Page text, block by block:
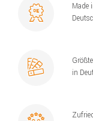
Made
in